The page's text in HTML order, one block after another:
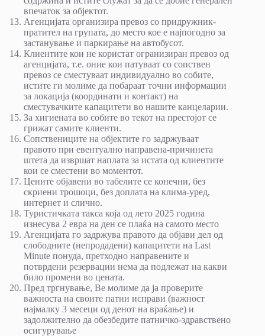
впечаток за објектот.
Агенцијата организира превоз со придружник-
пратител на групата, до место кое е најпогодно за
застанување и паркирање на автобусот.
Клиентите кои не користат огранизиран превоз од
агенцијата, т.е. оние кои патуваат со сопствен
превоз се сместуваат индивидуално во собите,
истите ги молиме да побараат точни информации
за локација (координати и контакт) на
сместувачките капацитети во нашите канцеларии.
За хигиената во собите во текот на престојот се
грижат самите клиенти.
Сопствениците на објектите го задржуваат
правото при евентуално направена-причинета
штета да извршат наплата за истата од клиентите
кои се сместени во моментот.
Цените објавени во табелите се конечни, без
скриени трошоци, без доплата на клима-уред,
интернет и слично.
Туристичката такса која од лето 2025 година
изнесува 2 еврa на ден се плаќа на самото место
Агенцијата го задржува правото да објави дел од
слободните (непродадени) капацитети на Last
Minute понуда, претходно направените и
потврдени резервации нема да подлежат на какви
било промени во цената.
Пред тргнување, Ве молиме да ја проверите
важноста на своите патни исправи (важност
најмалку 3 месеци од денот на враќање) и
задолжително да обезбедите патничко-здравствено
осигурување